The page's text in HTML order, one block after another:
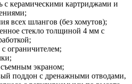
с керамическими картриджами и
всех шлангов (без хомутов);
стекло толщиной 4 мм с
ограничителем;
экраном;
поддон с дренажными отводами,